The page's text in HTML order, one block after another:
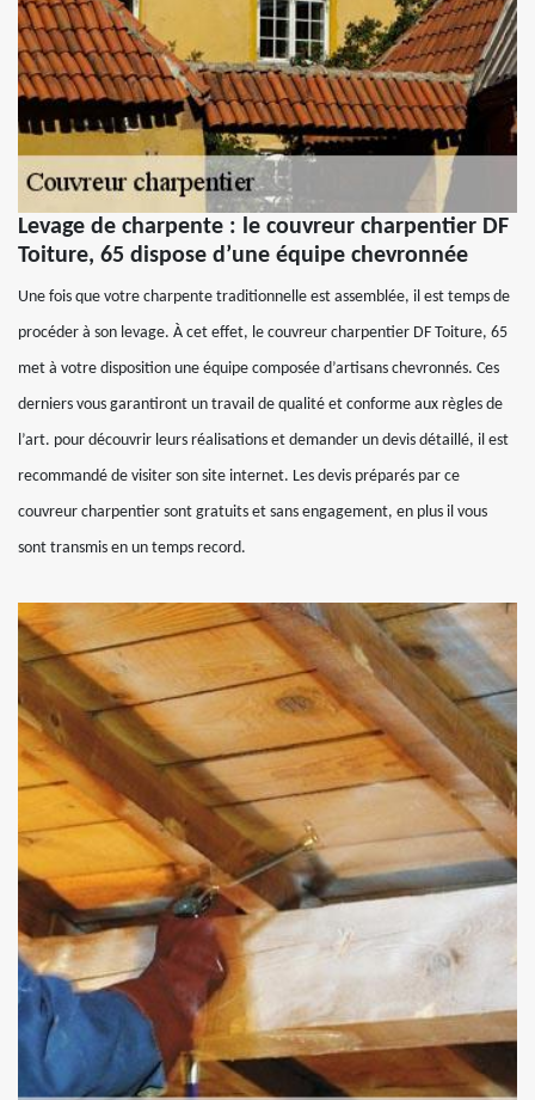
Levage de charpente : le couvreur charpentier DF
Toiture, 65 dispose d’une équipe chevronnée
Une fois que votre charpente traditionnelle est assemblée, il est temps de
procéder à son levage. À cet effet, le couvreur charpentier DF Toiture, 65
met à votre disposition une équipe composée d’artisans chevronnés. Ces
derniers vous garantiront un travail de qualité et conforme aux règles de
l’art. pour découvrir leurs réalisations et demander un devis détaillé, il est
recommandé de visiter son site internet. Les devis préparés par ce
couvreur charpentier sont gratuits et sans engagement, en plus il vous
sont transmis en un temps record.